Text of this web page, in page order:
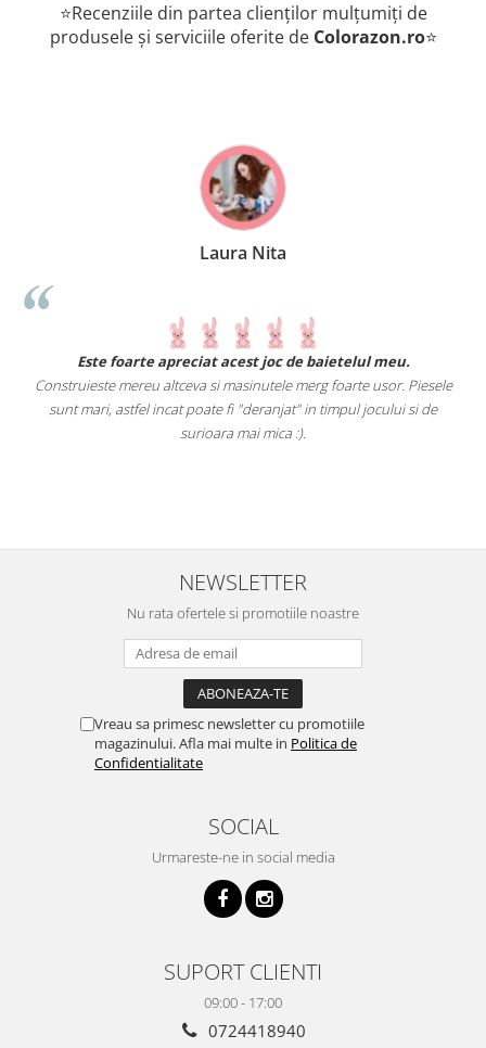
⭐Recenziile din partea clienților mulțumiți de
produsele și serviciile oferite de Colorazon.ro⭐
Laura Nita
Este foarte apreciat acest joc de baietelul meu.
Construieste mereu altceva si masinutele merg foarte usor. Piesele
sunt mari, astfel incat poate fi "deranjat" in timpul jocului si de
surioara mai mica :).
NEWSLETTER
Nu rata ofertele si promotiile noastre
Vreau sa primesc newsletter cu promotiile
magazinului. Afla mai multe in Politica de
Confidentialitate
SOCIAL
Urmareste-ne in social media
SUPORT CLIENTI
09:00 - 17:00
0724418940